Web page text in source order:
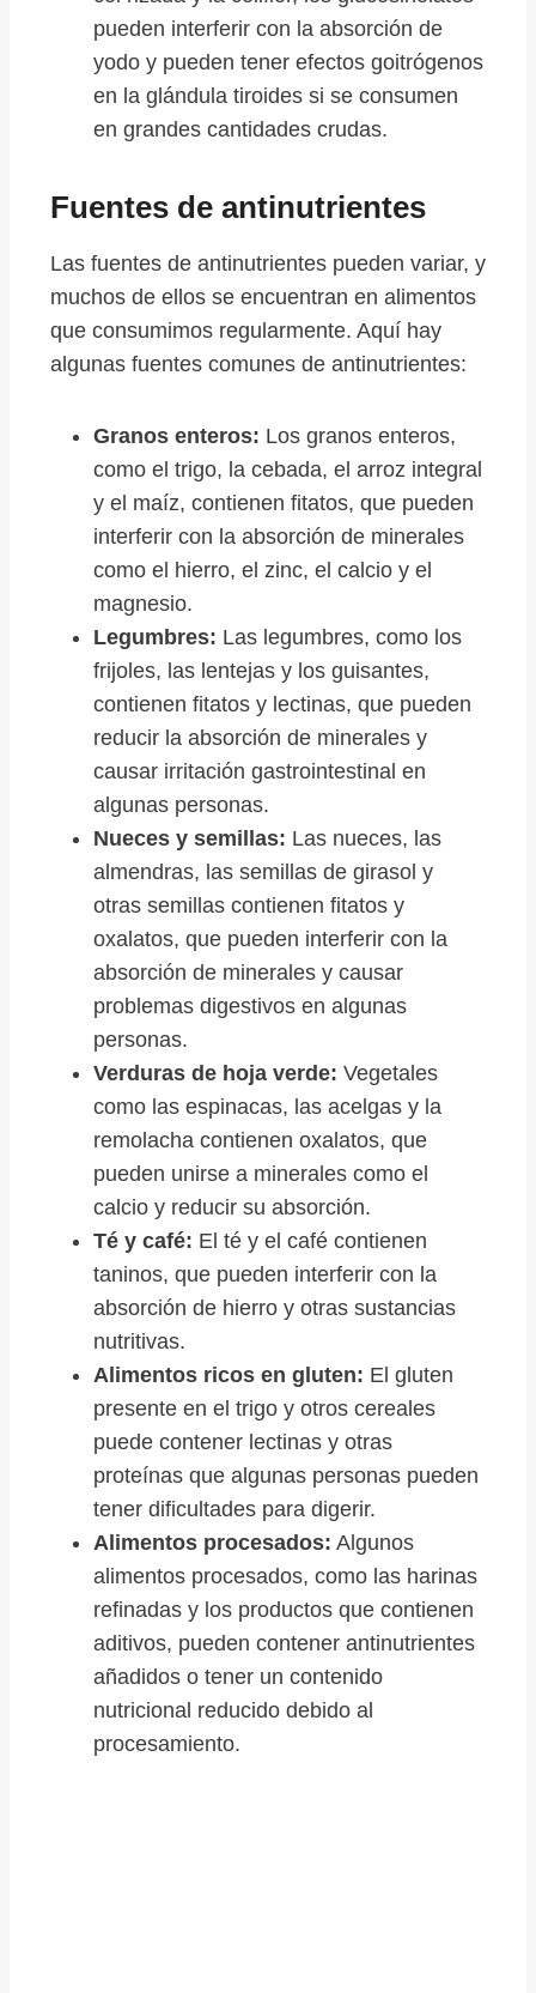
pueden interferir con la absorción de
yodo y pueden tener efectos goitrógenos
en la glándula tiroides si se consumen
en grandes cantidades crudas.
Fuentes de antinutrientes
Las fuentes de antinutrientes pueden variar, y
muchos de ellos se encuentran en alimentos
que consumimos regularmente. Aquí hay
algunas fuentes comunes de antinutrientes:
Granos enteros: Los granos enteros,
como el trigo, la cebada, el arroz integral
y el maíz, contienen fitatos, que pueden
interferir con la absorción de minerales
como el hierro, el zinc, el calcio y el
magnesio.
Legumbres: Las legumbres, como los
frijoles, las lentejas y los guisantes,
contienen fitatos y lectinas, que pueden
reducir la absorción de minerales y
causar irritación gastrointestinal en
algunas personas.
Nueces y semillas: Las nueces, las
almendras, las semillas de girasol y
otras semillas contienen fitatos y
oxalatos, que pueden interferir con la
absorción de minerales y causar
problemas digestivos en algunas
personas.
Verduras de hoja verde: Vegetales
como las espinacas, las acelgas y la
remolacha contienen oxalatos, que
pueden unirse a minerales como el
calcio y reducir su absorción.
Té y café: El té y el café contienen
taninos, que pueden interferir con la
absorción de hierro y otras sustancias
nutritivas.
Alimentos ricos en gluten: El gluten
presente en el trigo y otros cereales
puede contener lectinas y otras
proteínas que algunas personas pueden
tener dificultades para digerir.
Alimentos procesados: Algunos
alimentos procesados, como las harinas
refinadas y los productos que contienen
aditivos, pueden contener antinutrientes
añadidos o tener un contenido
nutricional reducido debido al
procesamiento.